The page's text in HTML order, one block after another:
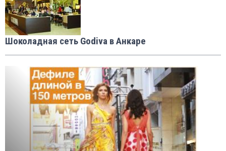
Шоколадная сеть Godiva в Анкарe